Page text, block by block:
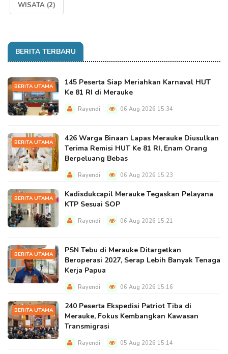
WISATA (2)
BERITA TERBARU
BERITA UTAMA
145 Peserta Siap Meriahkan Karnaval HUT
Ke 81 RI di Merauke
Rayendi 06 Aug 2026 15:34
BERITA UTAMA
426 Warga Binaan Lapas Merauke Diusulkan
Terima Remisi HUT Ke 81 RI, Enam Orang
Berpeluang Bebas
Rayendi 06 Aug 2026 15:23
BERITA UTAMA
Kadisdukcapil Merauke Tegaskan Pelayana
KTP Sesuai SOP
Rayendi 06 Aug 2026 15:21
BERITA UTAMA
PSN Tebu di Merauke Ditargetkan
Beroperasi 2027, Serap Lebih Banyak Tenaga
Kerja Papua
Rayendi 06 Aug 2026 15:16
BERITA UTAMA
240 Peserta Ekspedisi Patriot Tiba di
Merauke, Fokus Kembangkan Kawasan
Transmigrasi
Rayendi 05 Aug 2026 15:14